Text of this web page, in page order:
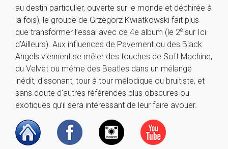
au destin particulier, ouverte sur le monde et déchirée à
la fois), le groupe de Grzegorz Kwiatkowski fait plus
que transformer l’essai avec ce 4e album (le 2e sur Ici
d’Ailleurs). Aux influences de Pavement ou des Black
Angels viennent se mêler des touches de Soft Machine,
du Velvet ou même des Beatles dans un mélange
inédit, dissonant, tour à tour mélodique ou bruitiste, et
sans doute d’autres références plus obscures ou
exotiques qu’il sera intéressant de leur faire avouer.